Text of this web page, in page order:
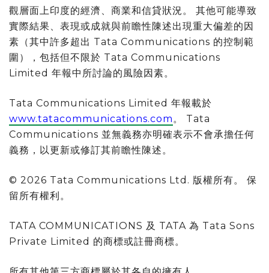
觀層面上印度的經濟、商業和信貸狀況。 其他可能導致
實際結果、表現或成就與前瞻性陳述出現重大偏差的因
素（其中許多超出 Tata Communications 的控制範
圍），包括但不限於 Tata Communications
Limited 年報中所討論的風險因素。
Tata Communications Limited 年報載於
www.tatacommunications.com 。 Tata
Communications 並無義務亦明確表示不會承擔任何
義務，以更新或修訂其前瞻性陳述。
© 2026 Tata Communications Ltd. 版權所有。 保
留所有權利。
TATA COMMUNICATIONS 及 TATA 為 Tata Sons
Private Limited 的商標或註冊商標。